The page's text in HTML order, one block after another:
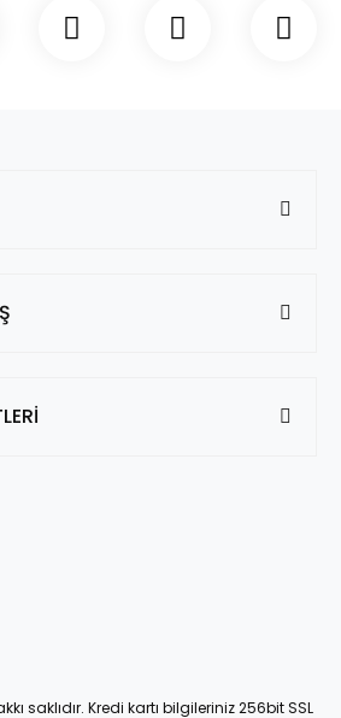
saklıdır. Kredi kartı bilgileriniz 256bit SSL